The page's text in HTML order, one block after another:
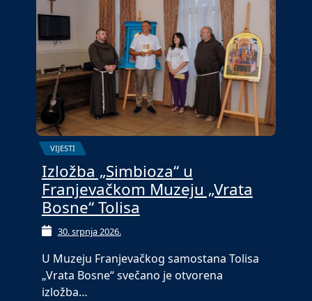
VIJESTI
Izložba „Simbioza“ u
Franjevačkom Muzeju „Vrata
Bosne“ Tolisa
30. srpnja 2026.
U Muzeju Franjevačkog samostana Tolisa
„Vrata Bosne“ svečano je otvorena
izložba…